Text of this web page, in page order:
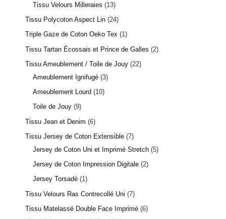
Tissu Velours Milleraies
13
Tissu Polycoton Aspect Lin 24
Triple Gaze de Coton Oeko Tex
1
Tissu Tartan Écossais et Prince de Galles
2
Tissu Ameublement / Toile de Jouy 22
Ameublement Ignifugé 3
Ameublement Lourd
10
Toile de Jouy 9
Tissu Jean et Denim 6
Tissu Jersey de Coton Extensible 7
Jersey de Coton Uni et Imprimé Stretch 5
Jersey de Coton Impression Digitale 2
Jersey Torsadé 1
Tissu Velours Ras Contrecollé Uni 7
Tissu Matelassé Double Face Imprimé 6